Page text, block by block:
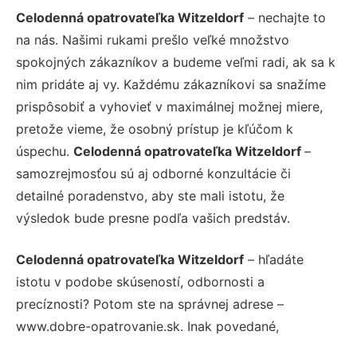
Celodenná opatrovateľka Witzeldorf – nechajte to
na nás. Našimi rukami prešlo veľké množstvo
spokojných zákazníkov a budeme veľmi radi, ak sa k
nim pridáte aj vy. Každému zákazníkovi sa snažíme
prispôsobiť a vyhovieť v maximálnej možnej miere,
pretože vieme, že osobný prístup je kľúčom k
úspechu. Celodenná opatrovateľka Witzeldorf –
samozrejmosťou sú aj odborné konzultácie či
detailné poradenstvo, aby ste mali istotu, že
výsledok bude presne podľa vašich predstáv.
Celodenná opatrovateľka Witzeldorf – hľadáte
istotu v podobe skúseností, odbornosti a
precíznosti? Potom ste na správnej adrese –
www.dobre-opatrovanie.sk. Inak povedané,